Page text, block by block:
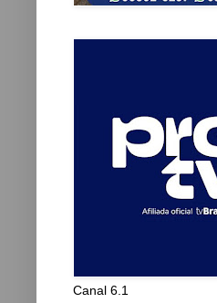
Canal 6.1